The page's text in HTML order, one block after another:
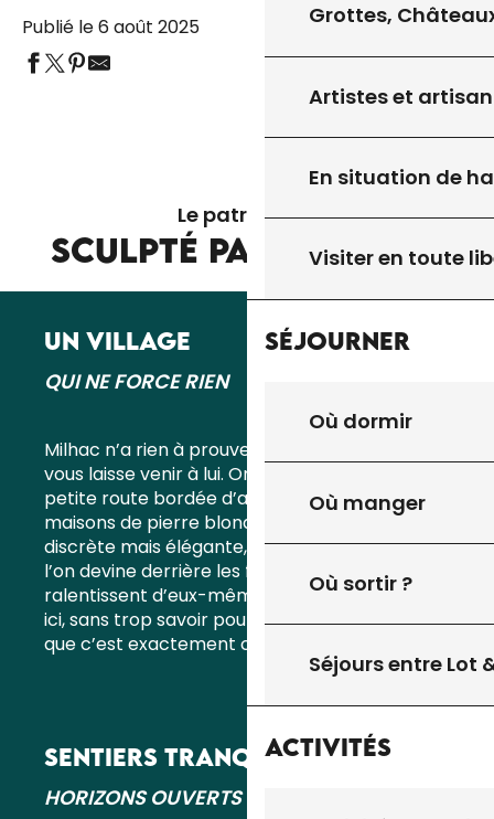
Grottes,
Artistes et
En situation de
Visiter en toute
Séjourner
Où dormir
Où manger
Où sortir ?
Séjours entre Lot
Activités
Publié le 6 août 2025
Le patrimoine
SCULPTÉ PAR LE TEMPS
UN VILLAGE
QUI NE FORCE RIEN
Milhac n’a rien à prouver. C’est un village qui
vous laisse venir à lui. On y arrive par une
petite route bordée d’arbres, on découvre ses
maisons de pierre blonde, son église romane
discrète mais élégante, son château privé que
l’on devine derrière les feuillages. Les pas
ralentissent d’eux-mêmes. On s’assoit souvent
ici, sans trop savoir pourquoi. Peut-être parce
que c’est exactement ce dont on avait besoin.
SENTIERS TRANQUILLES
HORIZONS OUVERTS